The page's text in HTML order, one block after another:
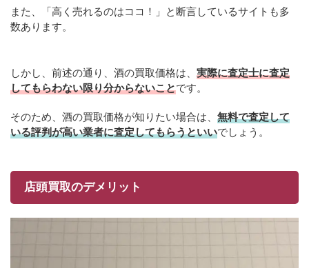
また、「高く売れるのはココ！」と断言しているサイトも多
数あります。
しかし、前述の通り、酒の買取価格は、 実際に査定士に査定
してもらわない限り分からないことです。
そのため、酒の買取価格が知りたい場合は、 無料で査定して
いる評判が高い業者に査定してもらうといいでしょう。
店頭買取のデメリット